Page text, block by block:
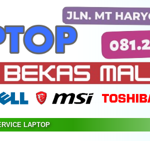
LAPTOP